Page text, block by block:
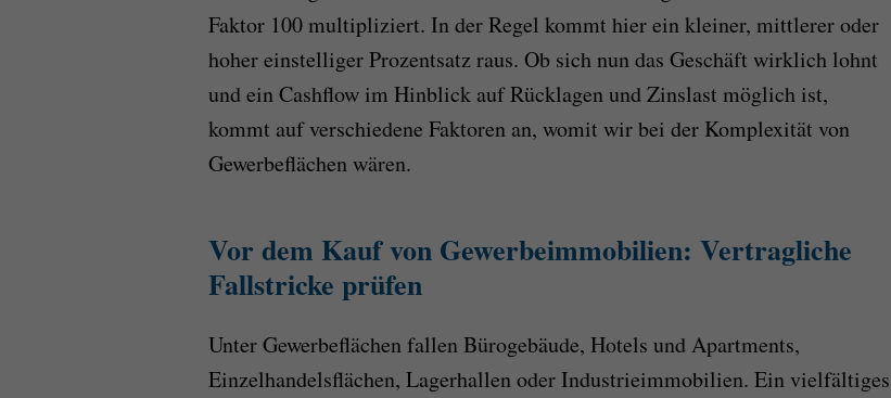
Faktor 100 multipliziert. In der Regel kommt hier ein kleiner, mittlerer oder
hoher einstelliger Prozentsatz raus. Ob sich nun das Geschäft wirklich lohnt
und ein Cashflow im Hinblick auf Rücklagen und Zinslast möglich ist,
kommt auf verschiedene Faktoren an, womit wir bei der Komplexität von
Gewerbeflächen wären.
Vor dem Kauf von Gewerbeimmobilien: Vertragliche
Fallstricke prüfen
Unter Gewerbeflächen fallen Bürogebäude, Hotels und Apartments,
Einzelhandelsflächen, Lagerhallen oder Industrieimmobilien. Ein vielfältiges